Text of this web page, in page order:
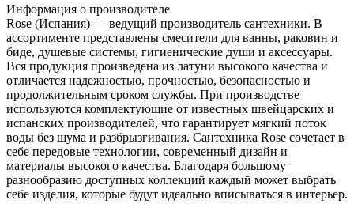
Информация о производителе
Rose (Испания) — ведущий производитель сантехники. В
ассортименте представлены смесители для ванны, раковин и
биде, душевые системы, гигиенические души и аксессуары.
Вся продукция произведена из латуни высокого качества и
отличается надежностью, прочностью, безопасностью и
продолжительным сроком службы. При производстве
используются комплектующие от известных швейцарских и
испанских производителей, что гарантирует мягкий поток
воды без шума и разбрызгивания. Сантехника Rose сочетает в
себе передовые технологии, современный дизайн и
материалы высокого качества. Благодаря большому
разнообразию доступных коллекций каждый может выбрать
себе изделия, которые будут идеально вписываться в интерьер.